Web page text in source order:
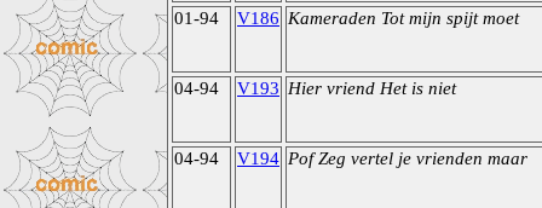
01-94 V186 Kameraden Tot mijn spijt moet
04-94 V193 Hier vriend Het is niet
04-94 V194 Pof Zeg vertel je vrienden maar